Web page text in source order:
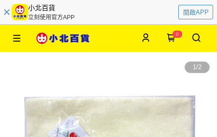
小北百貨
立刻使用官方APP
開啟APP
0
1/2